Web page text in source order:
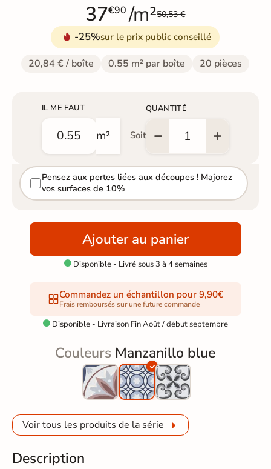
37€90 /m²50,53 €
-25%sur le prix public conseillé
20,84 € / boîte 0.55 m² par boîte 20 pièces
IL ME FAUT
m² Soit
QUANTITÉ
Pensez aux pertes liées aux découpes ! Majorez
vos surfaces de 10%
Ajouter au panier
Disponible - Livré sous 3 à 4 semaines
Commandez un échantillon pour 9,90€
Frais remboursés sur une future commande
 Disponible - Livraison Fin Août / début septembre
Couleurs Manzanillo blue
Voir tous les produits de la série
Description